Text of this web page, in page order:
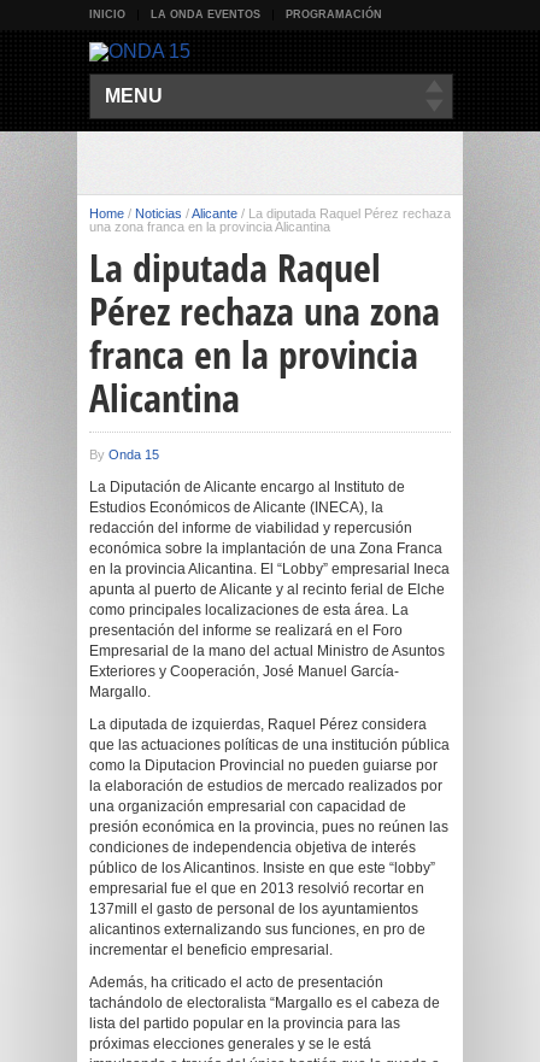
INICIO LA ONDA EVENTOS PROGRAMACIÓN
MENU
Home / Noticias /Alicante / La diputada Raquel Pérez rechaza
una zona franca en la provincia Alicantina
La diputada Raquel
Pérez rechaza una zona
franca en la provincia
Alicantina
By Onda 15
La Diputación de Alicante encargo al Instituto de
Estudios Económicos de Alicante (INECA), la
redacción del informe de viabilidad y repercusión
económica sobre la implantación de una Zona Franca
en la provincia Alicantina. El “Lobby” empresarial Ineca
apunta al puerto de Alicante y al recinto ferial de Elche
como principales localizaciones de esta área. La
presentación del informe se realizará en el Foro
Empresarial de la mano del actual Ministro de Asuntos
Exteriores y Cooperación, José Manuel García-
Margallo.
La diputada de izquierdas, Raquel Pérez considera
que las actuaciones políticas de una institución pública
como la Diputacion Provincial no pueden guiarse por
la elaboración de estudios de mercado realizados por
una organización empresarial con capacidad de
presión económica en la provincia, pues no reúnen las
condiciones de independencia objetiva de interés
público de los Alicantinos. Insiste en que este “lobby”
empresarial fue el que en 2013 resolvió recortar en
137mill el gasto de personal de los ayuntamientos
alicantinos externalizando sus funciones, en pro de
incrementar el beneficio empresarial.
Además, ha criticado el acto de presentación
tachándolo de electoralista “Margallo es el cabeza de
lista del partido popular en la provincia para las
próximas elecciones generales y se le está